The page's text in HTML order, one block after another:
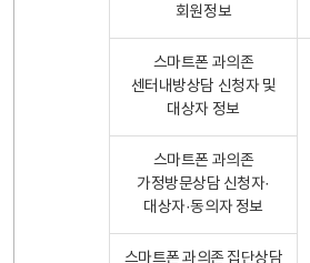
회원정보
스마트폰 과의존
센터내방상담 신청자 및
대상자 정보
스마트폰 과의존
가정방문상담 신청자·
대상자·동의자 정보
스마트폰 과의존 집단상담